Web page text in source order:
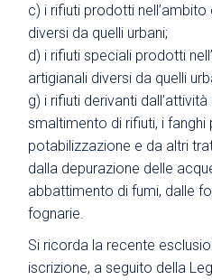
c) i rifiuti prodotti
diversi da quelli urbani;
d) i rifiuti speciali prodotti
artigianali diversi da quelli
g) i rifiuti derivanti
smaltimento di rifiuti, i fanghi
potabilizzazione e da altri
dalla depurazione delle
abbattimento di fumi, dalle
fognarie.
Si ricorda la recente
iscrizione, a seguito della